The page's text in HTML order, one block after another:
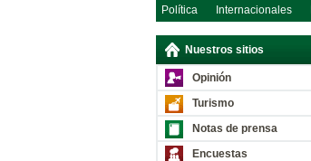
Política Internacionales
Nuestros sitios
Opinión
Turismo
Notas de prensa
Encuestas